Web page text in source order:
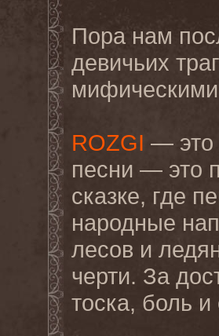
Пора нам
девичьих
ROZGI — это
песни — это
сказке, где
народные
лесов и
черти. За
тоска, боль и